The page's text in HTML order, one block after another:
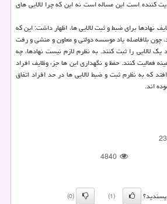
كننده است این مساله است نه این كه چرا لالایی های
نهادها برای ضبط و ثبت لالایی ها، اظهار داشت: این كه
چون بلافاصله یاد موسسه دولتی و معاون و منشی و رفت
یك لالایی را ثبت كنند. به نظرم لازم نیست نهادها، چه
فعالیت كنند. حفظ و نگهداری این ها جزء وظایف افراد
كه به نظرم ثبت و ضبط لالایی ها در حد افراد اتفاق
اند.
4840
(1)
(0)